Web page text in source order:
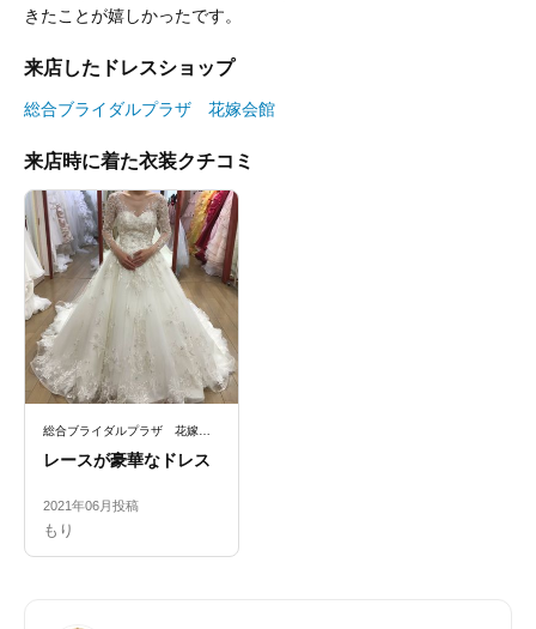
きたことが嬉しかったです。
来店したドレスショップ
総合ブライダルプラザ 花嫁会館
来店時に着た衣装クチコミ
レースが豪華なドレス
2021年06月投稿
もり